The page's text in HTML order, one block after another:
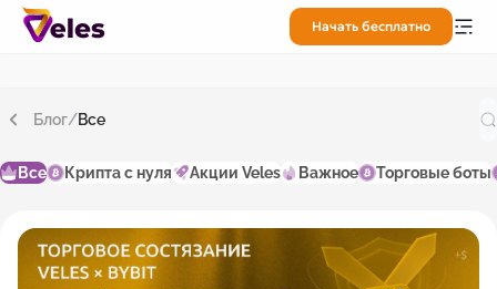
Начать бесплатно
Блог/Все
Все Крипта с нуля Акции Veles Важное Торговые боты